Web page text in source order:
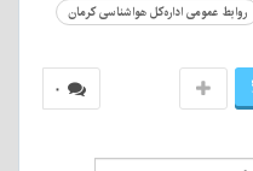
روابط عمومی اداره‌کل هواشناسی کرمان
۰